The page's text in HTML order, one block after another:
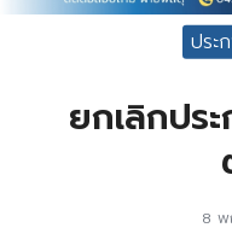
ประ
ยกเลิกปร
8 พ